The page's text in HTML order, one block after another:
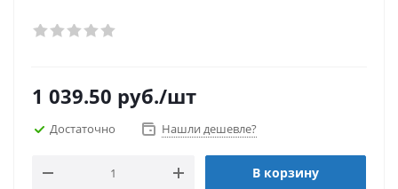
1 039.50 руб./шт
Достаточно Нашли дешевле?
В корзину